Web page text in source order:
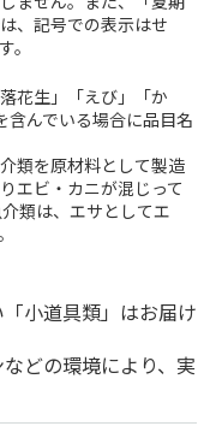
、記号での表示はせ
。
花生」「えび」「か
含んでいる場合に品目名
類を原材料として製造
エビ・カニが混じって
類は、エサとしてエ
小道具類」はお届け
どの環境により、実